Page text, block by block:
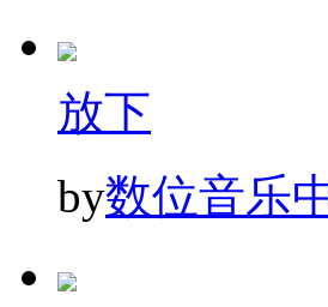
放下
by数位音乐